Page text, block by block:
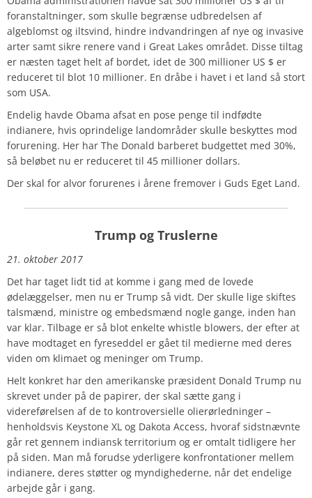
foranstaltninger, som skulle begrænse udbredelsen af
algeblomst og iltsvind, hindre indvandringen af nye og invasive
arter samt sikre renere vand i Great Lakes området. Disse tiltag
er næsten taget helt af bordet, idet de 300 millioner US $ er
reduceret til blot 10 millioner. En dråbe i havet i et land så stort
som USA.
Endelig havde Obama afsat en pose penge til indfødte
indianere, hvis oprindelige landområder skulle beskyttes mod
forurening. Her har The Donald barberet budgettet med 30%,
så beløbet nu er reduceret til 45 millioner dollars.
Der skal for alvor forurenes i årene fremover i Guds Eget Land.
Trump og Truslerne
21. oktober 2017
Det har taget lidt tid at komme i gang med de lovede
ødelæggelser, men nu er Trump så vidt. Der skulle lige skiftes
talsmænd, ministre og embedsmænd nogle gange, inden han
var klar. Tilbage er så blot enkelte whistle blowers, der efter at
have modtaget en fyreseddel er gået til medierne med deres
viden om klimaet og meninger om Trump.
Helt konkret har den amerikanske præsident Donald Trump nu
skrevet under på de papirer, der skal sætte gang i
videreførelsen af de to kontroversielle olierørledninger –
henholdsvis Keystone XL og Dakota Access, hvoraf sidstnævnte
går ret gennem indiansk territorium og er omtalt tidligere her
på siden. Man må forudse yderligere konfrontationer mellem
indianere, deres støtter og myndighederne, når det endelige
arbejde går i gang.